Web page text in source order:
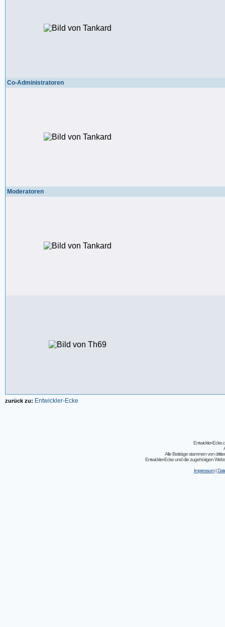
Co-Administratoren
Moderatoren
zurück zu: Entwickler-Ecke
Entwickler-
Alle Beiträge stammen von
Entwickler-Ecke und die zugehörigen
Impressum|